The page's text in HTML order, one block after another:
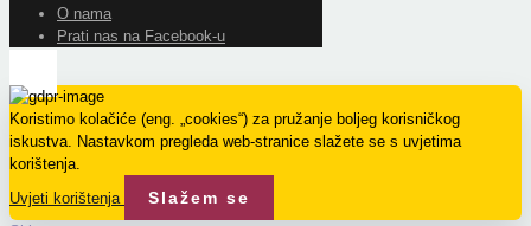
O nama
Prati nas na Facebook-u
Koristimo kolačiće (eng. „cookies“) za pružanje boljeg korisničkog
iskustva. Nastavkom pregleda web-stranice slažete se s uvjetima
korištenja.
Uvjeti korištenja
Slažem se